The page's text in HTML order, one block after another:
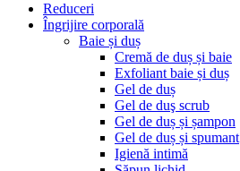
Reduceri
Îngrijire corporală
Baie și duș
Cremă de duș și baie
Exfoliant baie și duș
Gel de duș
Gel de duş scrub
Gel de duș și șampon
Gel de duș și spumant
Igienă intimă